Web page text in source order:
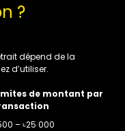
?
dépend de la
d’utiliser.
de montant par
– ৳25 000